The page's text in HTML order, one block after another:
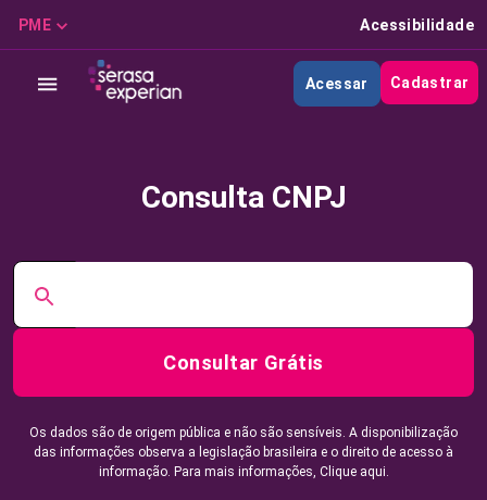
PME Acessibilidade
Acessar Cadastrar
Consulta CNPJ
Consultar Grátis
Os dados são de origem pública e não são sensíveis. A disponibilização
das informações observa a legislação brasileira e o direito de acesso à
informação. Para mais informações, Clique aqui.